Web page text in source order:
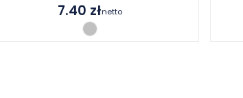
7.40 złnetto